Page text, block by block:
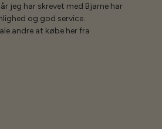
jeg har skrevet med Bjarne har
og god service.
andre at købe her fra